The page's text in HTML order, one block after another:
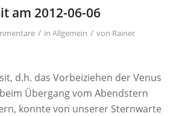
am 2012-06-06
/ in Allgemein / von Rainer
d.h. das Vorbeiziehen der Venus
Übergang vom Abendstern
konnte von unserer Sternwarte